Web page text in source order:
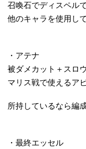
召喚石でディスペル
他のキャラを使用し
・アテナ
被ダメカット＋スロ
マリス戦で使えるア
所持しているなら編
・最終エッセル